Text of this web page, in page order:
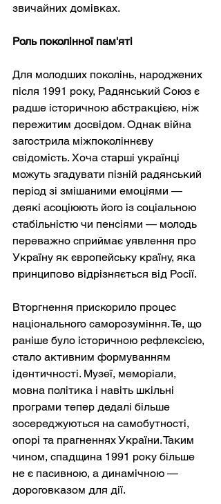
звичайних домівках.
Роль поколінної пам'яті
Для молодших поколінь, народжених
після 1991 року, Радянський Союз є
радше історичною абстракцією, ніж
пережитим досвідом. Однак війна
загострила міжпоколіннєву
свідомість. Хоча старші українці
можуть згадувати пізній радянський
період зі змішаними емоціями —
деякі асоціюють його із соціальною
стабільністю чи пенсіями — молодь
переважно сприймає уявлення про
Україну як європейську країну, яка
принципово відрізняється від Росії.
Вторгнення прискорило процес
національного саморозуміння. Те, що
раніше було історичною рефлексією,
стало активним формуванням
ідентичності. Музеї, меморіали,
мовна політика і навіть шкільні
програми тепер дедалі більше
зосереджуються на самобутності,
опорі та прагненнях України. Таким
чином, спадщина 1991 року більше
не є пасивною, а динамічною —
дороговказом для дії.